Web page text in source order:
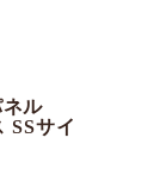
ル
SSサイ